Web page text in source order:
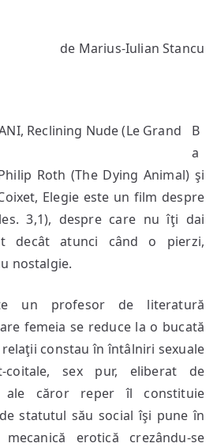
de Marius-Iulian Stancu
B
a
Roth (The Dying Animal) şi
Elegie este un film despre
3,1), despre care nu îţi dai
decât atunci când o pierzi,
nostalgie.
un profesor de literatură
femeia se reduce la o bucată
constau în întâlniri sexuale
coitale, sex pur, eliberat de
ale căror reper îl constituie
statutul său social îşi pune în
erotică crezându-se